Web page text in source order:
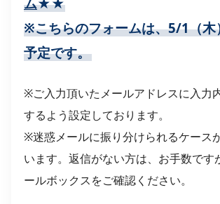
※こちらのフォームは、5/1（木
予定です。
※ご入力頂いたメールアドレスに入力
するよう設定しております。
※迷惑メールに振り分けられるケース
います。返信がない方は、お手数です
ールボックスをご確認ください。